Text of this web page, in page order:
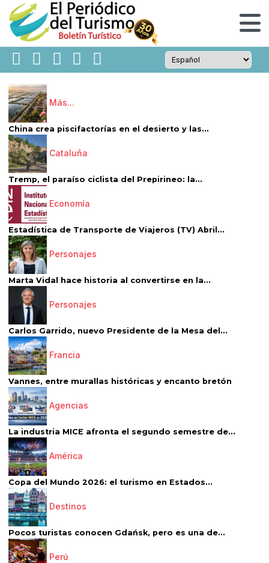
Más...
China crea piscifactorías en el desierto y las...
Cataluña
Tremp, el paraíso ciclista del Prepirineo: la...
Economía
Estadística de Transporte de Viajeros (TV) Abril...
Personajes
Marta Vidal hace historia al convertirse en la...
Personajes
Carlos Garrido, nuevo Presidente de la Mesa del...
Francia
Vannes, entre murallas históricas y encanto bretón
Agencias
La industria MICE afronta el segundo semestre de...
América
Copa del Mundo 2026: el turismo en Estados...
Destinos
Pocos turistas conocen Gdańsk, pero es una de...
Perú